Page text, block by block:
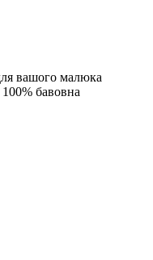
вашого малюка
бавовна